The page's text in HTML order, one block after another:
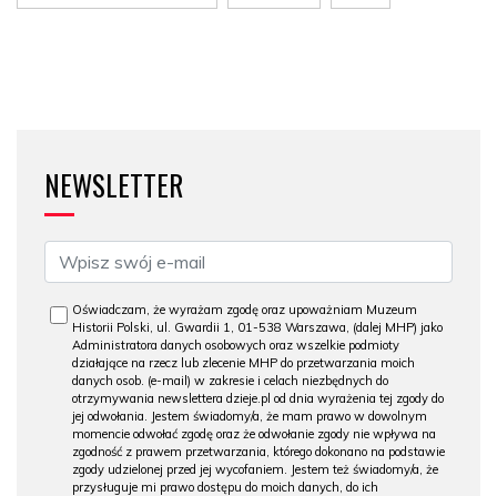
NEWSLETTER
Oświadczam, że wyrażam zgodę oraz upoważniam Muzeum
Historii Polski, ul. Gwardii 1, 01-538 Warszawa, (dalej MHP) jako
Administratora danych osobowych oraz wszelkie podmioty
działające na rzecz lub zlecenie MHP do przetwarzania moich
danych osob. (e-mail) w zakresie i celach niezbędnych do
otrzymywania newslettera dzieje.pl od dnia wyrażenia tej zgody do
jej odwołania. Jestem świadomy/a, że mam prawo w dowolnym
momencie odwołać zgodę oraz że odwołanie zgody nie wpływa na
zgodność z prawem przetwarzania, którego dokonano na podstawie
zgody udzielonej przed jej wycofaniem. Jestem też świadomy/a, że
przysługuje mi prawo dostępu do moich danych, do ich